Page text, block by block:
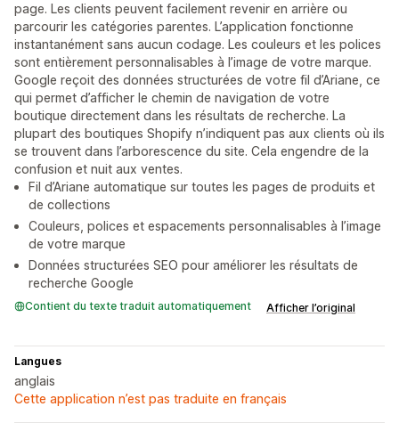
page. Les clients peuvent facilement revenir en arrière ou
parcourir les catégories parentes. L’application fonctionne
instantanément sans aucun codage. Les couleurs et les polices
sont entièrement personnalisables à l’image de votre marque.
Google reçoit des données structurées de votre fil d’Ariane, ce
qui permet d’afficher le chemin de navigation de votre
boutique directement dans les résultats de recherche. La
plupart des boutiques Shopify n’indiquent pas aux clients où ils
se trouvent dans l’arborescence du site. Cela engendre de la
confusion et nuit aux ventes.
Fil d’Ariane automatique sur toutes les pages de produits et
de collections
Couleurs, polices et espacements personnalisables à l’image
de votre marque
Données structurées SEO pour améliorer les résultats de
recherche Google
Contient du texte traduit automatiquement Afficher l’original
Langues
anglais
Cette application n’est pas traduite en français